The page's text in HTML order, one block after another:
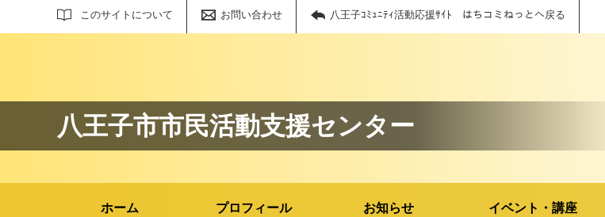
このサイトについて お問い合わせ 八王子ｺﾐｭﾆﾃｨ活動応援ｻｲﾄ はちコミねっとへ戻る
サイト内検索
八王子市市民活動支援センター
ホーム プロフィール お知らせ イベント・講座